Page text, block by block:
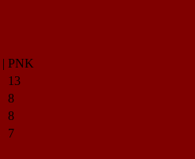
| PNK
13
8
8
7